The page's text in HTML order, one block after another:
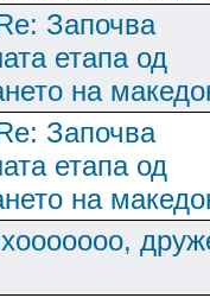
Започва
етапа од
на
Започва
етапа од
на